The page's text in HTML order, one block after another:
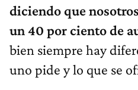
diciendo que
un 40 por ciento de
bien siempre hay
uno pide y lo que se